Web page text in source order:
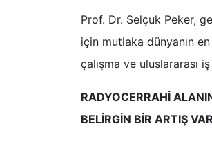
Prof. Dr. Selçuk Peker,
için mutlaka dünyanın
çalışma ve uluslararası
RADYOCERRAHİ
BELİRGİN BİR ARTIŞ VAR